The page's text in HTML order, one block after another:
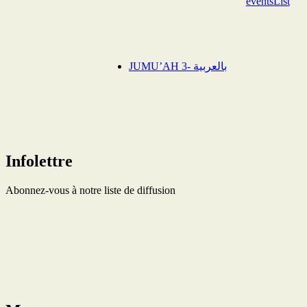
JUMU’AH 3- بالعربية
Infolettre
Abonnez-vous à notre liste de diffusion